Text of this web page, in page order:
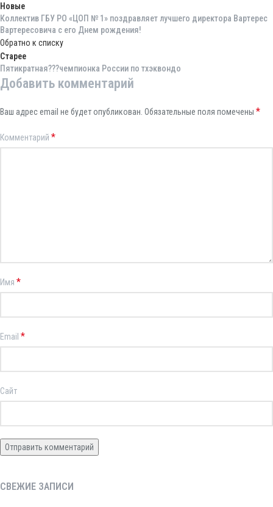
Новые
Коллектив ГБУ РО «ЦОП № 1» поздравляет лучшего директора Вартерес
Вартересовича с его Днем рождения!
Обратно к списку
Старее
Пятикратная???чемпионка России по тхэквондо
Добавить комментарий
Ваш адрес email не будет опубликован. Обязательные поля помечены *
Комментарий *
Имя *
Email *
Сайт
СВЕЖИЕ ЗАПИСИ